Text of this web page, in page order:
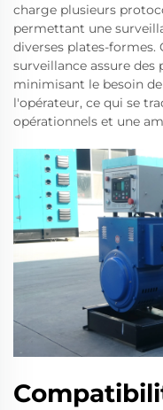
charge plusieurs
permettant une
diverses plates-
surveillance assure
minimisant le besoin
l'opérateur, ce qui se
opérationnels et une